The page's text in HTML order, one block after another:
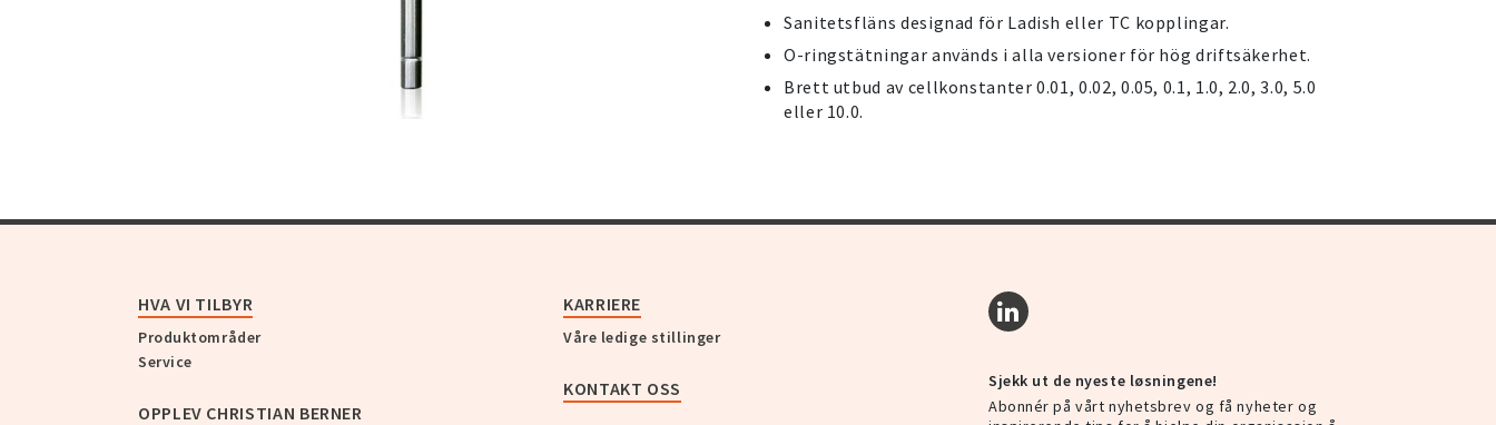
Sanitetsfläns designad för Ladish eller TC kopplingar.
O-ringstätningar används i alla versioner för hög driftsäkerhet.
Brett utbud av cellkonstanter 0.01, 0.02, 0.05, 0.1, 1.0, 2.0, 3.0, 5.0
eller 10.0.
HVA VI TILBYR
Produktområder
Service
OPPLEV CHRISTIAN BERNER
KARRIERE
Våre ledige stillinger
KONTAKT OSS
Sjekk ut de nyeste løsningene!
Abonnér på vårt nyhetsbrev og få nyheter og